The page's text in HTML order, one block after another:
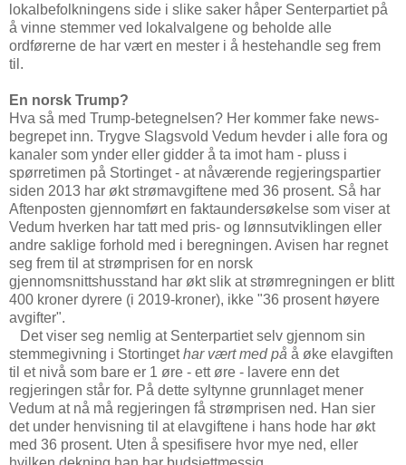
lokalbefolkningens side i slike saker håper Senterpartiet på
å vinne stemmer ved lokalvalgene og beholde alle
ordførerne de har vært en mester i å hestehandle seg frem
til.
En norsk Trump?
Hva så med Trump-betegnelsen? Her kommer fake news-
begrepet inn. Trygve Slagsvold Vedum hevder i alle fora og
kanaler som ynder eller gidder å ta imot ham - pluss i
spørretimen på Stortinget - at nåværende regjeringspartier
siden 2013 har økt strømavgiftene med 36 prosent. Så har
Aftenposten gjennomført en faktaundersøkelse som viser at
Vedum hverken har tatt med pris- og lønnsutviklingen eller
andre saklige forhold med i beregningen. Avisen har regnet
seg frem til at strømprisen for en norsk
gjennomsnittshusstand har økt slik at strømregningen er blitt
400 kroner dyrere (i 2019-kroner), ikke "36 prosent høyere
avgifter".
Det viser seg nemlig at Senterpartiet selv gjennom sin
stemmegivning i Stortingethar vært med på å øke elavgiften
til et nivå som bare er 1 øre - ett øre - lavere enn det
regjeringen står for. På dette syltynne grunnlaget mener
Vedum at nå må regjeringen få strømprisen ned. Han sier
det under henvisning til at elavgiftene i hans hode har økt
med 36 prosent. Uten å spesifisere hvor mye ned, eller